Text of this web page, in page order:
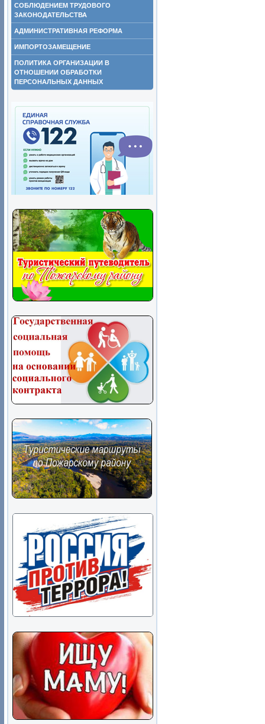
СОБЛЮДЕНИЕМ ТРУДОВОГО
ЗАКОНОДАТЕЛЬСТВА
АДМИНИСТРАТИВНАЯ РЕФОРМА
ИМПОРТОЗАМЕЩЕНИЕ
ПОЛИТИКА ОРГАНИЗАЦИИ В
ОТНОШЕНИИ ОБРАБОТКИ
ПЕРСОНАЛЬНЫХ ДАННЫХ